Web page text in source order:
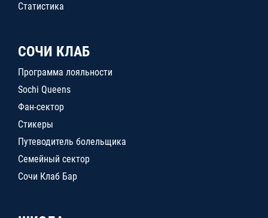
Статистика
СОЧИ КЛАБ
Программа лояльности
Sochi Queens
Фан-сектор
Стикеры
Путеводитель болельщика
Семейный сектор
Сочи Клаб Бар